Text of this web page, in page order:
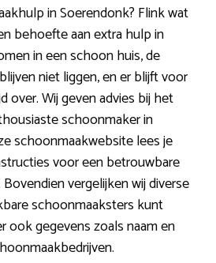
in Soerendonk? Flink wat
behoefte aan extra hulp in
in een schoon huis, de
niet liggen, en er blijft voor
over. Wij geven advies bij het
schoonmaker in
schoonmaakwebsite lees je
voor een betrouwbare
vergelijken wij diverse
schoonmaaksters kunt
ook gegevens zoals naam en